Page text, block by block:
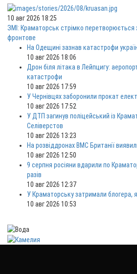
10 авг 2026 18:25
ЗМІ: Краматорськ стрімко перетворюється
фронтове
На Одещині зазнав катастрофи
10 авг 2026 18:06
Дрон біля літака в Лейпцигу:
катастрофи
10 авг 2026 17:59
У Чернівцях заборонили прокат
10 авг 2026 17:52
У ДТП загинув поліцейський із
Селіверстов
10 авг 2026 13:23
На розвіддронах ВМС Британії
10 авг 2026 12:50
9 серпня росіяни вдарили по
разів
10 авг 2026 12:37
У Краматорську затримали блогера,
10 авг 2026 10:53